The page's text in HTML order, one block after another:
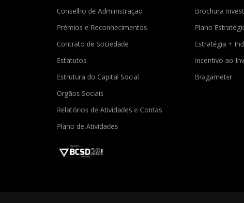
Conselho de Administração
Prémios e Reconhecimentos
Contrato de Sociedade
Estatutos
Estrutura do Capital Social
Orgãos Sociais
Relatórios de Atividades e Contas
Plano de Atividades
Brochura
Plano
Estratégia +
Incentivo ao
Bragameter